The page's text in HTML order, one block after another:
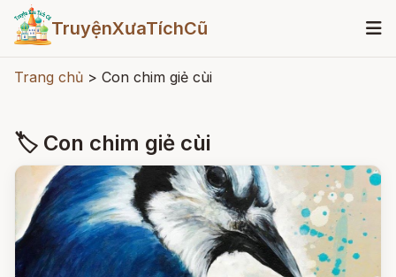
TruyệnXưaTíchCũ
Trang chủ > Con chim giẻ cùi
🏷 Con chim giẻ cùi